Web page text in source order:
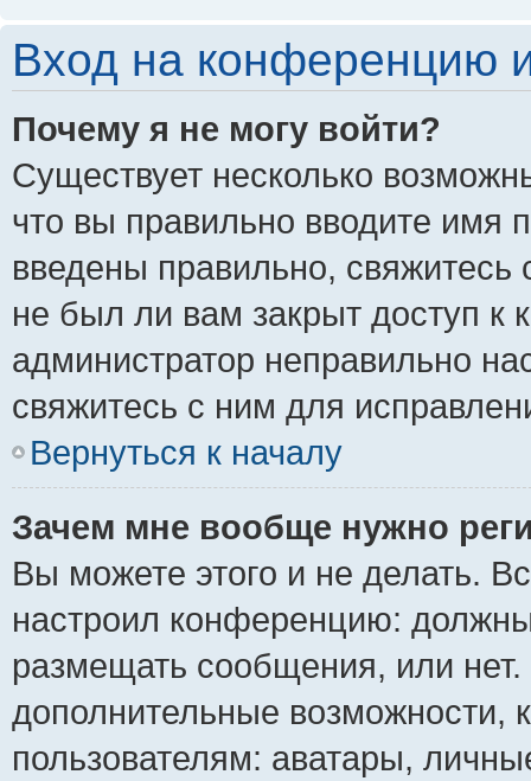
Вход на конференцию
Почему я не могу войти?
Существует несколько
что вы правильно вводите имя
введены правильно,
не был ли вам закрыт доступ к
администратор неправильно
свяжитесь с ним для
Вернуться к началу
Зачем мне вообще нужно
Вы можете этого и не делать.
настроил конференцию:
размещать сообщения, или
дополнительные
пользователям: аватары,